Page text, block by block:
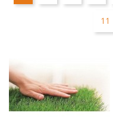
11